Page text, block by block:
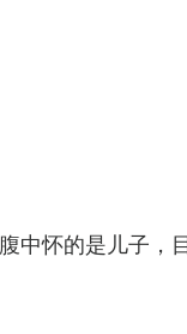
中怀的是儿子